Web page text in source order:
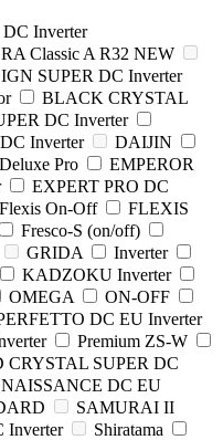
Inverter
Classic A R32 NEW
SUPER DC Inverter
BLACK CRYSTAL
DC Inverter
Inverter
DAIJIN
Deluxe Pro
EMPEROR
EXPERT PRO DC
Flexis On-Off
FLEXIS
Fresco-S (on/off)
GRIDA
Inverter
KADZOKU Inverter
OMEGA
ON-OFF
DC EU Inverter
Premium ZS-W
CRYSTAL SUPER DC
DC EU
SAMURAI II
Inverter
Shiratama